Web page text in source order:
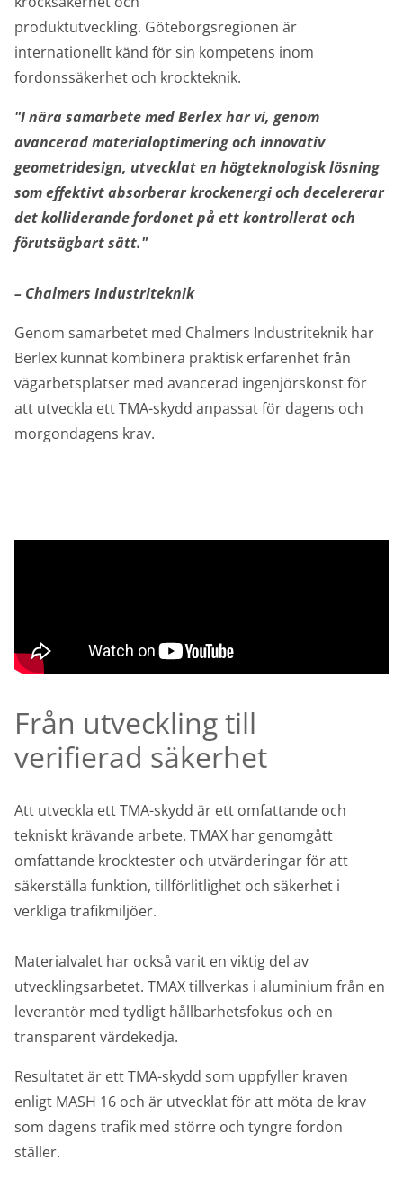
produktutveckling. Göteborgsregionen är
internationellt känd för sin kompetens inom
fordonssäkerhet och krockteknik.
"I nära samarbete med Berlex har vi, genom
avancerad materialoptimering och innovativ
geometridesign, utvecklat en högteknologisk lösning
som effektivt absorberar krockenergi och decelererar
det kolliderande fordonet på ett kontrollerat och
förutsägbart sätt."
– Chalmers Industriteknik
Genom samarbetet med Chalmers Industriteknik har
Berlex kunnat kombinera praktisk erfarenhet från
vägarbetsplatser med avancerad ingenjörskonst för
att utveckla ett TMA-skydd anpassat för dagens och
morgondagens krav.
Från utveckling till
verifierad säkerhet
Att utveckla ett TMA-skydd är ett omfattande och
tekniskt krävande arbete. TMAX har genomgått
omfattande krocktester och utvärderingar för att
säkerställa funktion, tillförlitlighet och säkerhet i
verkliga trafikmiljöer.
Materialvalet har också varit en viktig del av
utvecklingsarbetet. TMAX tillverkas i aluminium från en
leverantör med tydligt hållbarhetsfokus och en
transparent värdekedja.
Resultatet är ett TMA-skydd som uppfyller kraven
enligt MASH 16 och är utvecklat för att möta de krav
som dagens trafik med större och tyngre fordon
ställer.